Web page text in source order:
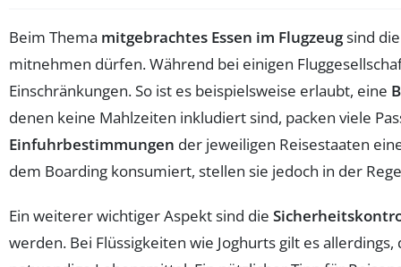
Beim Thema mitgebrachtes Essen im Flugzeugsind
mitnehmen dürfen. Während bei einigen
Einschränkungen. So ist es beispielsweise erlaubt, eine
denen keine Mahlzeiten inkludiert sind, packen viele
Einfuhrbestimmungen der jeweiligen Reisestaaten
dem Boarding konsumiert, stellen sie jedoch in der
Ein weiterer wichtiger Aspekt sind die
werden. Bei Flüssigkeiten wie Joghurts gilt es